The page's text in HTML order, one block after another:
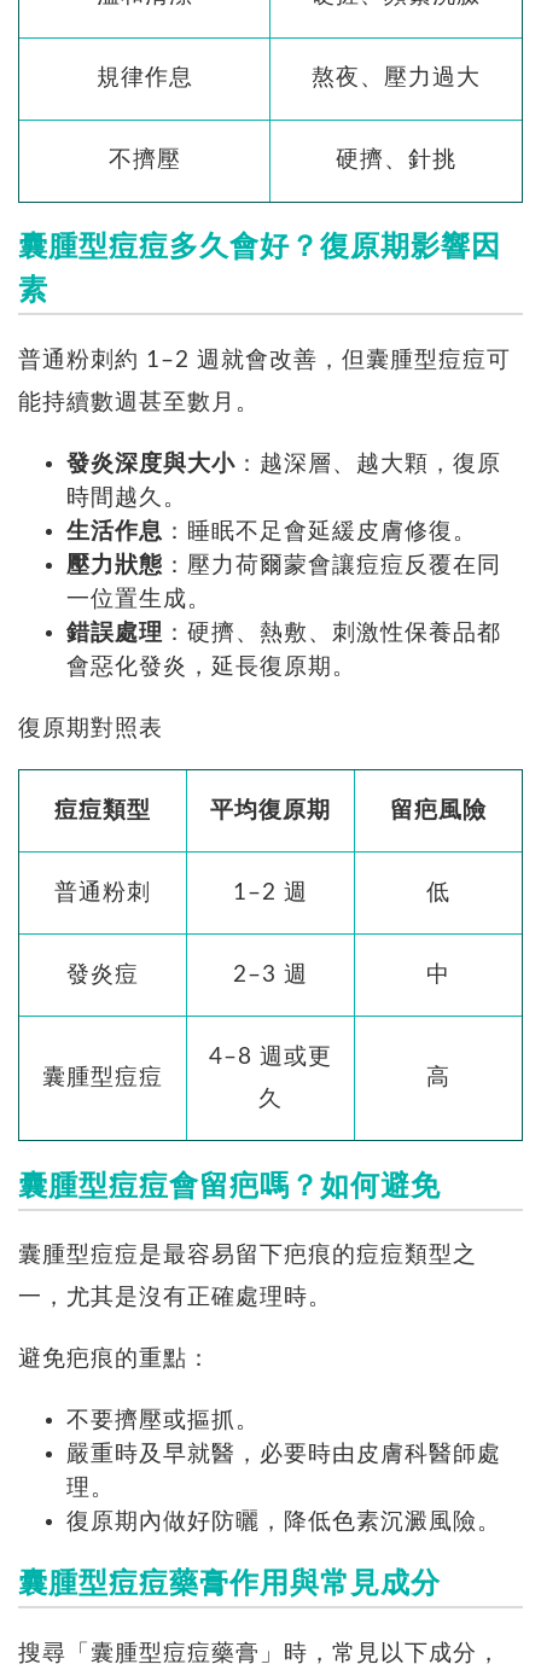
規律作息 熬夜、壓力過大
不擠壓 硬擠、針挑
囊腫型痘痘多久會好？復原期影響因
素
普通粉刺約 1–2 週就會改善，但囊腫型痘痘可
能持續數週甚至數月。
發炎深度與大小 ：越深層、越大顆，復原
時間越久。
生活作息 ：睡眠不足會延緩皮膚修復。
壓力狀態 ：壓力荷爾蒙會讓痘痘反覆在同
一位置生成。
錯誤處理 ：硬擠、熱敷、刺激性保養品都
會惡化發炎，延長復原期。
復原期對照表
痘痘類型 平均復原期 留疤風險
普通粉刺 1–2 週 低
發炎痘 2–3 週 中
囊腫型痘痘
4–8 週或更
久
高
囊腫型痘痘會留疤嗎？如何避免
囊腫型痘痘是最容易留下疤痕的痘痘類型之
一，尤其是沒有正確處理時。
避免疤痕的重點：
不要擠壓或摳抓。
嚴重時及早就醫，必要時由皮膚科醫師處
理。
復原期內做好防曬，降低色素沉澱風險。
囊腫型痘痘藥膏作用與常見成分
搜尋「囊腫型痘痘藥膏」時，常見以下成分，